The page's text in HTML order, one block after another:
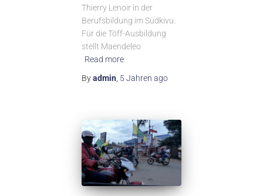
Thierry Lenoir in der
Berufsbildung im Südkivu.
Für die Töff-Ausbildung
stellt Maendeleo
Read more
Byadmin 5 Jahren ago